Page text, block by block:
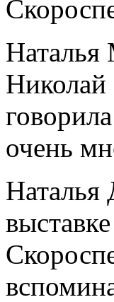
очень
Наталья